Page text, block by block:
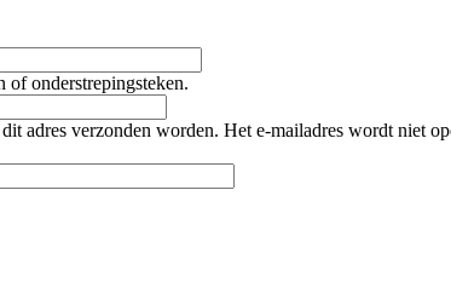
of onderstrepingsteken.
adres verzonden worden. Het e-mailadres wordt niet